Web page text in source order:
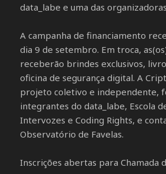
data_labe e uma das
A campanha de financiamento
dia 9 de setembro. Em troca,
receberão brindes exclusivos,
oficina de segurança digital. A
projeto coletivo e independente,
integrantes do data_labe, Escola
Intervozes e Coding Rights, e
Observatório de Favelas.
Inscrições abertas para Chamada